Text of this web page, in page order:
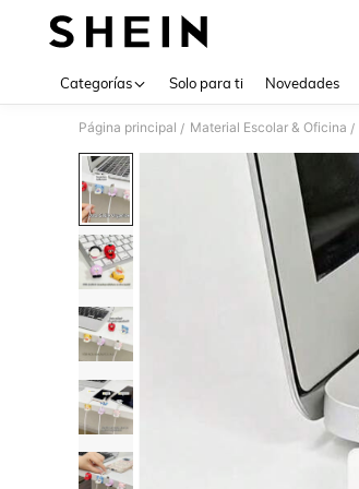
Categorías Solo para ti Novedades
Página principal / Material Escolar & Oficina /